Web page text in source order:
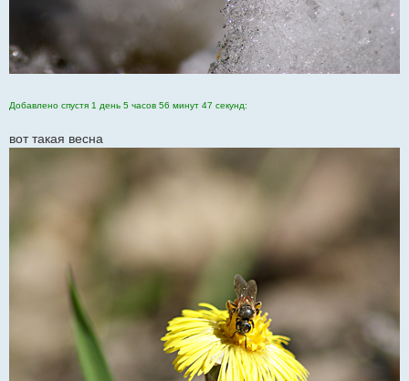
Добавлено спустя 1 день 5 часов 56 минут 47 секунд:
вот такая весна